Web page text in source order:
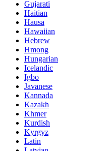
Gujarati
Haitian
Hausa
Hawaiian
Hebrew
Hmong
Hungarian
Icelandic
Igbo
Javanese
Kannada
Kazakh
Khmer
Kurdish
Kyrgyz
Latin